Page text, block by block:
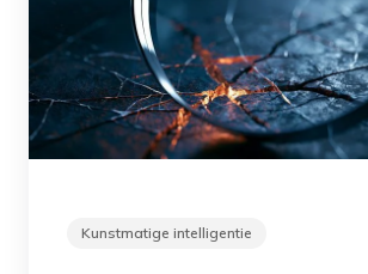
Kunstmatige intelligentie